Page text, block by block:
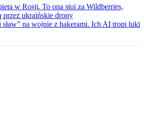
w Rosji. To ona stoi za Wildberries,
przez ukraińskie drony
sław” na wojnie z hakerami. Ich AI tropi luki